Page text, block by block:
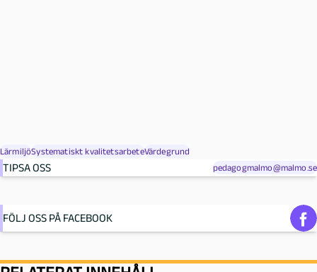
LärmiljöSystematiskt kvalitetsarbeteVärdegrund
TIPSA OSS pedagogmalmo@malmo.se
FÖLJ OSS PÅ FACEBOOK